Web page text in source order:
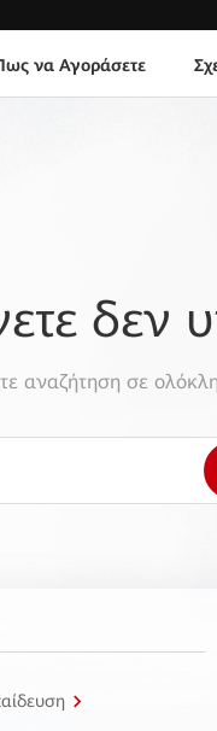
να Αγοράσετε
δεν
αναζήτηση σε